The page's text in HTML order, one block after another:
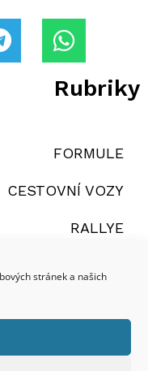
stránek a našich
Rubriky
FORMULE
CESTOVNÍ VOZY
RALLYE